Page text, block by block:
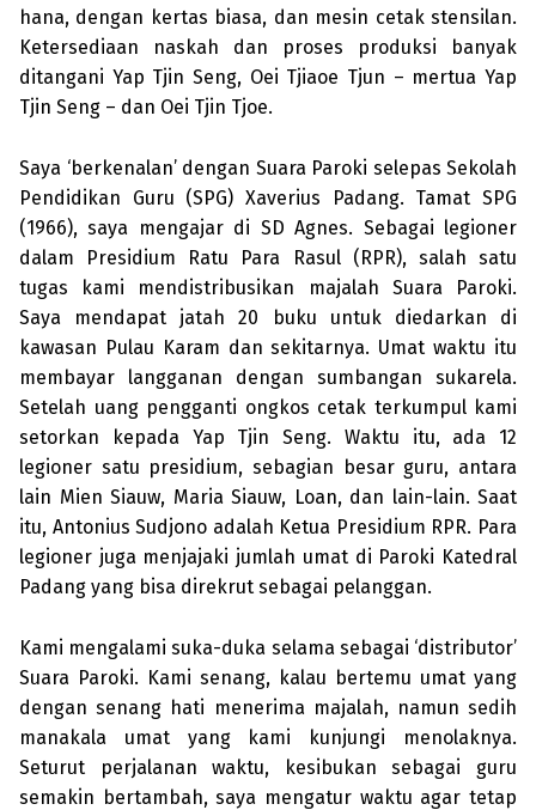
hana, dengan kertas biasa, dan mesin cetak stensilan.
Ketersediaan naskah dan proses produksi banyak
ditangani Yap Tjin Seng, Oei Tjiaoe Tjun – mertua Yap
Tjin Seng – dan Oei Tjin Tjoe.
Saya ‘berkenalan’ dengan Suara Paroki selepas Sekolah
Pendidikan Guru (SPG) Xaverius Padang. Tamat SPG
(1966), saya mengajar di SD Agnes. Sebagai legioner
dalam Presidium Ratu Para Rasul (RPR), salah satu
tugas kami mendistribusikan majalah Suara Paroki.
Saya mendapat jatah 20 buku untuk diedarkan di
kawasan Pulau Karam dan sekitarnya. Umat waktu itu
membayar langganan dengan sum­bangan sukarela.
Setelah uang peng­ganti ongkos cetak terkumpul kami
setorkan kepada Yap Tjin Seng. Waktu itu, ada 12
legioner satu presidium, sebagian besar guru, antara
lain Mien Siauw, Maria Siauw, Loan, dan lain-lain. Saat
itu, Antonius Sudjono adalah Ketua Presi­dium RPR. Para
legioner juga menjajaki jumlah umat di Paroki Katedral
Padang yang bisa direkrut sebagai pelanggan.
Kami mengalami suka-duka selama sebagai ‘distributor’
Suara Paroki. Kami senang, kalau bertemu umat yang
dengan senang hati menerima majalah, namun sedih
manakala umat yang kami kunjungi menolaknya.
Seturut perjalanan waktu, kesibukan sebagai guru
semakin bertambah, saya mengatur waktu agar tetap